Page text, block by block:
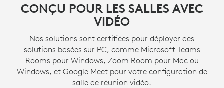
CONÇU POUR LES SALLES AVEC
VIDÉO
Nos solutions sont certifiées pour déployer des
solutions basées sur PC, comme Microsoft Teams
Rooms pour Windows, Zoom Room pour Mac ou
Windows, et Google Meet pour votre configuration de
salle de réunion vidéo.